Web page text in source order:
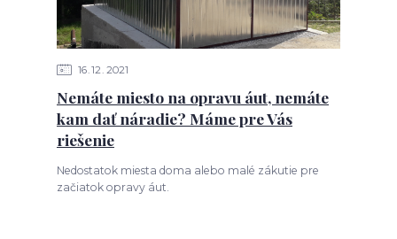
16 12 2021
Nemáte miesto na opravu áut, nemáte
kam dať náradie? Máme pre Vás
riešenie
Nedostatok miesta doma alebo malé zákutie pre
začiatok opravy áut.